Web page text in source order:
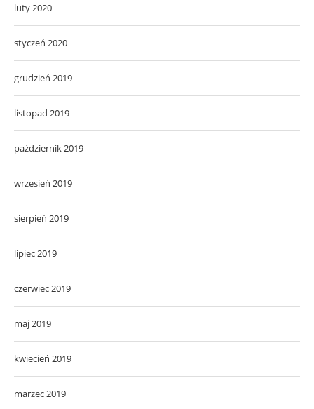
luty 2020
styczeń 2020
grudzień 2019
listopad 2019
październik 2019
wrzesień 2019
sierpień 2019
lipiec 2019
czerwiec 2019
maj 2019
kwiecień 2019
marzec 2019